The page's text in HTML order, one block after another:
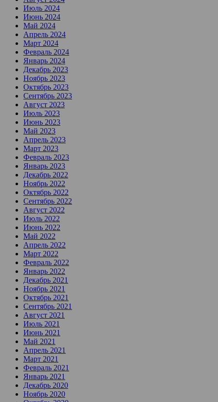
Июль 2024
Июнь 2024
Май 2024
Апрель 2024
Март 2024
Февраль 2024
Январь 2024
Декабрь 2023
Ноябрь 2023
Октябрь 2023
Сентябрь 2023
Август 2023
Июль 2023
Июнь 2023
Май 2023
Апрель 2023
Март 2023
Февраль 2023
Январь 2023
Декабрь 2022
Ноябрь 2022
Октябрь 2022
Сентябрь 2022
Август 2022
Июль 2022
Июнь 2022
Май 2022
Апрель 2022
Март 2022
Февраль 2022
Январь 2022
Декабрь 2021
Ноябрь 2021
Октябрь 2021
Сентябрь 2021
Август 2021
Июль 2021
Июнь 2021
Май 2021
Апрель 2021
Март 2021
Февраль 2021
Январь 2021
Декабрь 2020
Ноябрь 2020